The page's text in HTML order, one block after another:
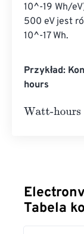
10^-19 Wh/
500 eV jest
10^-17 Wh.
Przykład:
hours
Watt-hours
Tabela